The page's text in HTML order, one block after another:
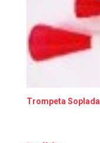
Trompeta Soplada